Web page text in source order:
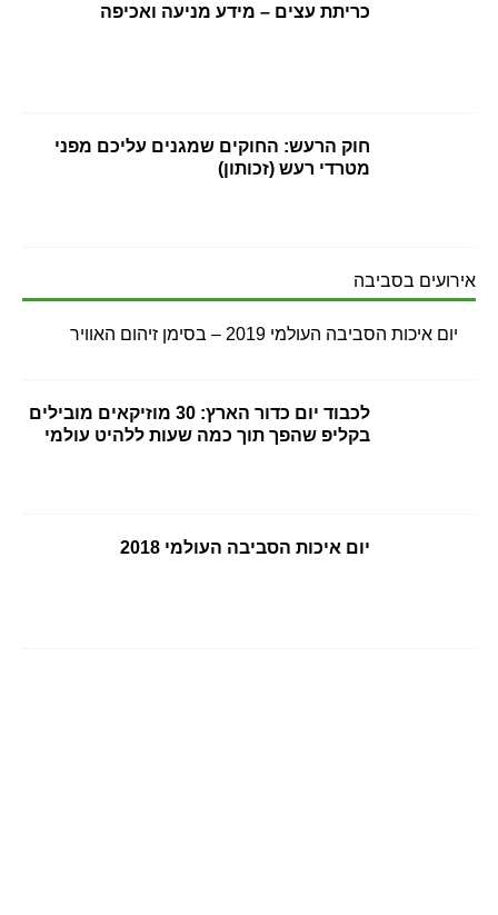
כריתת עצים – מידע מניעה ואכיפה
חוק הרעש: החוקים שמגנים עליכם מפני
מטרדי רעש (זכותון)
אירועים בסביבה
יום איכות הסביבה העולמי 2019 – בסימן זיהום האוויר
לכבוד יום כדור הארץ: 30 מוזיקאים מובילים
בקליפ שהפך תוך כמה שעות ללהיט עולמי
יום איכות הסביבה העולמי 2018